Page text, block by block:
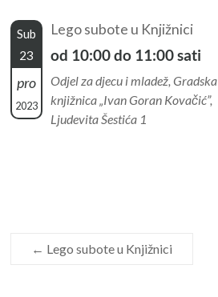
Sub
23
pro
2023
Lego subote u Knjižnici
od 10:00 do 11:00 sati
Odjel za djecu i mladež, Gradska
knjižnica „Ivan Goran Kovačić”,
Ljudevita Šestića 1
← Lego subote u Knjižnici